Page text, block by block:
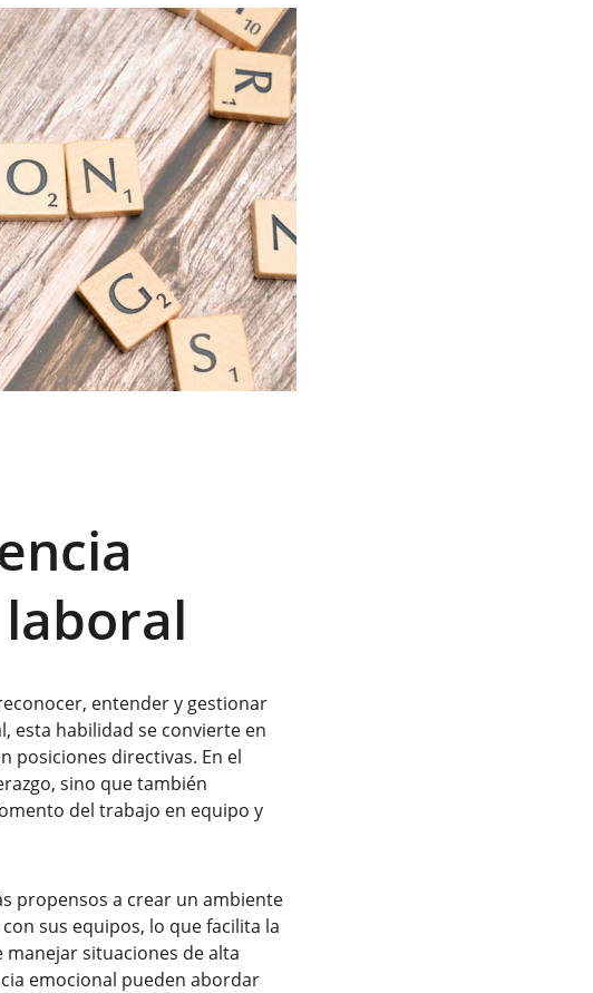
entender y gestionar
esta habilidad se convierte en
posiciones directivas. En el
sino que también
del trabajo en equipo y
propensos a crear un ambiente
sus equipos, lo que facilita la
situaciones de alta
emocional pueden abordar